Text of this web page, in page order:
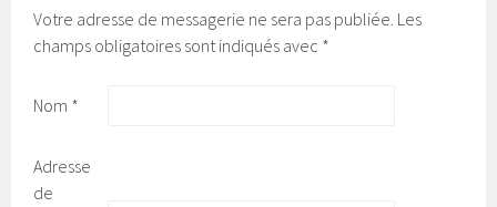
Votre adresse de messagerie ne sera pas publiée. Les
champs obligatoires sont indiqués avec *
Nom *
Adresse
de